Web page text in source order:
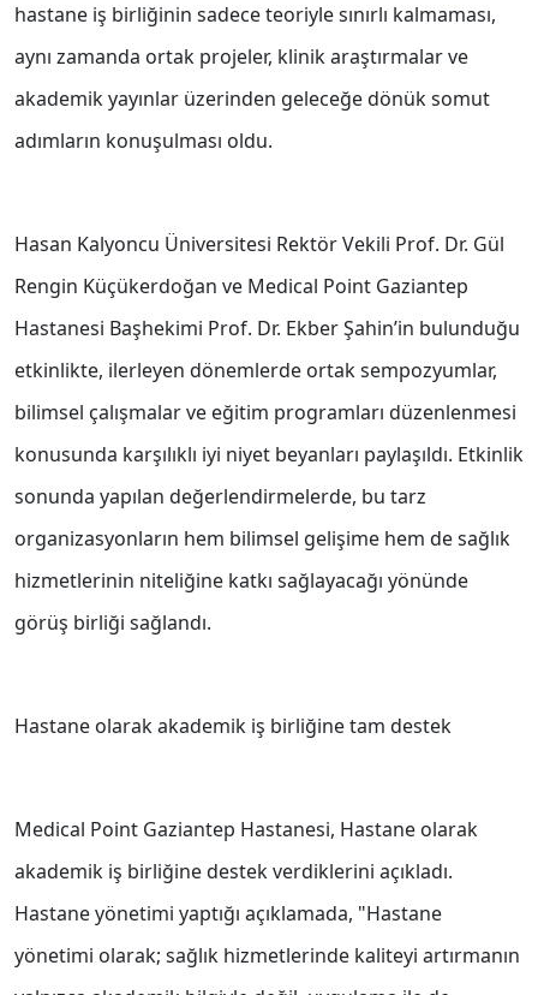
hastane iş birliğinin sadece teoriyle sınırlı kalmaması,
aynı zamanda ortak projeler, klinik araştırmalar ve
akademik yayınlar üzerinden geleceğe dönük somut
adımların konuşulması oldu.
Hasan Kalyoncu Üniversitesi Rektör Vekili Prof. Dr. Gül
Rengin Küçükerdoğan ve Medical Point Gaziantep
Hastanesi Başhekimi Prof. Dr. Ekber Şahin’in bulunduğu
etkinlikte, ilerleyen dönemlerde ortak sempozyumlar,
bilimsel çalışmalar ve eğitim programları düzenlenmesi
konusunda karşılıklı iyi niyet beyanları paylaşıldı. Etkinlik
sonunda yapılan değerlendirmelerde, bu tarz
organizasyonların hem bilimsel gelişime hem de sağlık
hizmetlerinin niteliğine katkı sağlayacağı yönünde
görüş birliği sağlandı.
Hastane olarak akademik iş birliğine tam destek
Medical Point Gaziantep Hastanesi, Hastane olarak
akademik iş birliğine destek verdiklerini açıkladı.
Hastane yönetimi yaptığı açıklamada, "Hastane
yönetimi olarak; sağlık hizmetlerinde kaliteyi artırmanın